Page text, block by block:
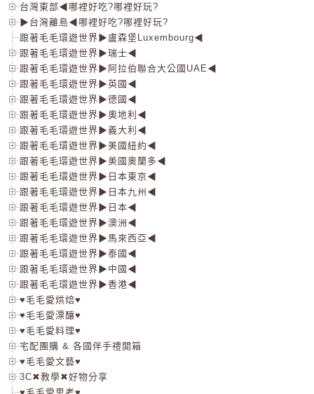
台灣東部◀哪裡好吃?哪裡好玩?
▶台灣離島◀哪裡好吃?哪裡好玩?
跟著毛毛環遊世界▶盧森堡Luxembourg◀
跟著毛毛環遊世界▶瑞士◀
跟著毛毛環遊世界▶阿拉伯聯合大公國UAE◀
跟著毛毛環遊世界▶英國◀
跟著毛毛環遊世界▶德國◀
跟著毛毛環遊世界▶奧地利◀
跟著毛毛環遊世界▶義大利◀
跟著毛毛環遊世界▶美國紐約◀
跟著毛毛環遊世界▶美國奧蘭多◀
跟著毛毛環遊世界▶日本東京◀
跟著毛毛環遊世界▶日本九州◀
跟著毛毛環遊世界▶日本◀
跟著毛毛環遊世界▶澳洲◀
跟著毛毛環遊世界▶馬來西亞◀
跟著毛毛環遊世界▶泰國◀
跟著毛毛環遊世界▶中國◀
跟著毛毛環遊世界▶香港◀
♥毛毛愛烘焙♥
♥毛毛愛漂釀♥
♥毛毛愛料理♥
宅配團購 & 各國伴手禮開箱
♥毛毛愛文藝♥
3C✖教學✖好物分享